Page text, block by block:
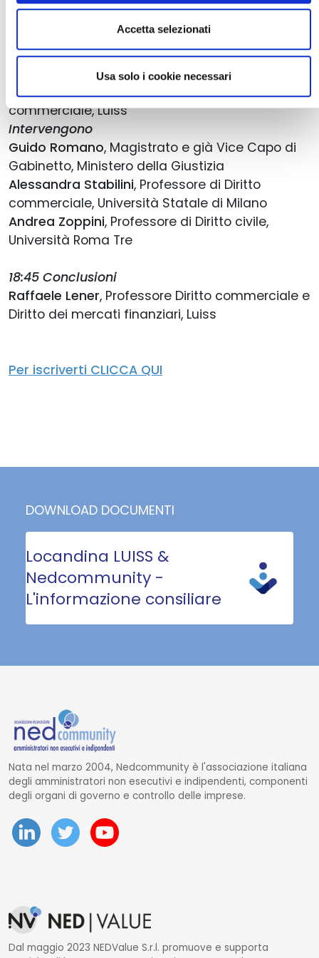
Accetta selezionati
Usa solo i cookie necessari
dell’economia, Università Roma Tre
Ore 17:15 I doveri e le responsabilità
Modera– Antonio Nuzzo, Professore di Diritto
commerciale, Luiss
Intervengono
Guido Romano, Magistrato e già Vice Capo di
Gabinetto, Ministero della Giustizia
Alessandra Stabilini, Professore di Diritto
commerciale, Università Statale di Milano
Andrea Zoppini, Professore di Diritto civile,
Università Roma Tre
18:45 Conclusioni
Raffaele Lener, Professore Diritto commerciale e
Diritto dei mercati finanziari, Luiss
Per iscriverti CLICCA QUI
DOWNLOAD DOCUMENTI
Locandina LUISS &
Nedcommunity -
L'informazione consiliare
Nata nel marzo 2004, Nedcommunity è l'associazione italiana
degli amministratori non esecutivi e indipendenti, componenti
degli organi di governo e controllo delle imprese.
Dal maggio 2023 NEDValue S.r.l. promuove e supporta